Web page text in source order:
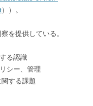
））。
を提供している。
る認識
シー、管理
する課題